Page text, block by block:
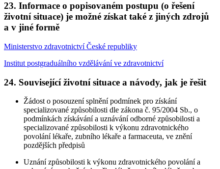
23. Informace o popisovaném postupu (o řešení
životní situace) je možné získat také z jiných zdrojů
a v jiné formě
Ministerstvo zdravotnictví České republiky
Institut postgraduálního vzdělávání ve zdravotnictví
24. Související životní situace a návody, jak je řešit
Žádost o posouzení splnění podmínek pro získání
specializované způsobilosti dle zákona č. 95/2004 Sb., o
podmínkách získávání a uznávání odborné způsobilosti a
specializované způsobilosti k výkonu zdravotnického
povolání lékaře, zubního lékaře a farmaceuta, ve znění
pozdějších předpisů
Uznání způsobilosti k výkonu zdravotnického povolání a